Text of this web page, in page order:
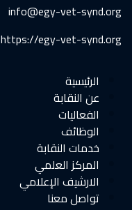
info@egy-vet-synd.org
https://egy-vet-synd.org
الرئيسية
عن النقابة
الفعاليات
الوظائف
خدمات النقابة
المركز العلمي
الارشيف الإعلامي
تواصل معنا